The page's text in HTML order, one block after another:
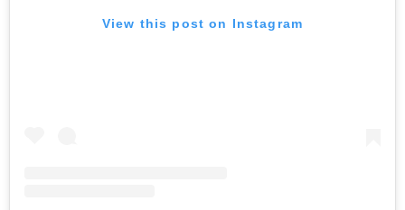
View this post on Instagram